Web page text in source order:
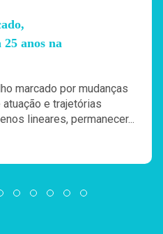
anos na
marcado por mudanças
e trajetórias
lineares, permanecer...